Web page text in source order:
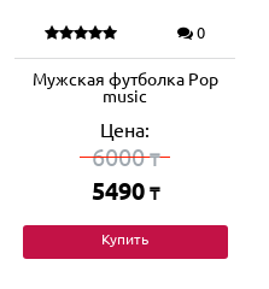
0
Мужская футболка Pop
music
Цена:
6000₸
5490 ₸
Купить